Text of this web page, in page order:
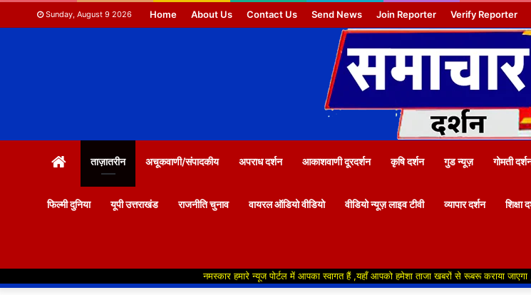
Sunday, August 9 2026 Home About Us Contact Us Send News Join Reporter Verify Reporter
HOMEताज़ातरीन अचूकवाणी/संपादकीय अपराध दर्शन आकाशवाणी दूरदर्शन कृषि दर्शन गुड न्यूज़ गोमती
फिल्मी दुनिया यूपी उत्तराखंड राजनीति चुनाव वायरल ऑडियो वीडियो वीडियो न्यूज़ लाइव टीवी व्यापार दर्शन शिक्षा
नमस्कार हमारे न्यूज पोर्टल में आपका स्वागत हैं ,यहाँ आपको हमेशा ताजा खबरों से रूबरू कराया जाएगा , खबर